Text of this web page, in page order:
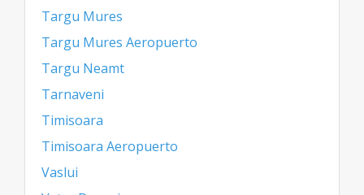
Targu Mures
Targu Mures Aeropuerto
Targu Neamt
Tarnaveni
Timisoara
Timisoara Aeropuerto
Vaslui